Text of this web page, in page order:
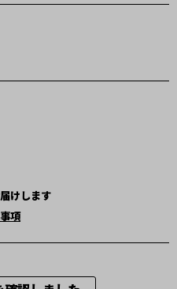
けします
項